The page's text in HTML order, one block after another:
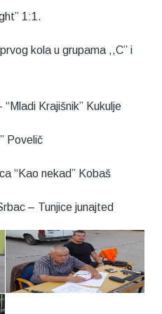
1:1.
kola u grupama ,,C” i
Krajišnik” Kukulje
Povelič
“Kao nekad” Kobaš
– Tunjice junajted